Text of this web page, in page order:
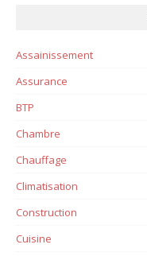
Assainissement
Assurance
BTP
Chambre
Chauffage
Climatisation
Construction
Cuisine